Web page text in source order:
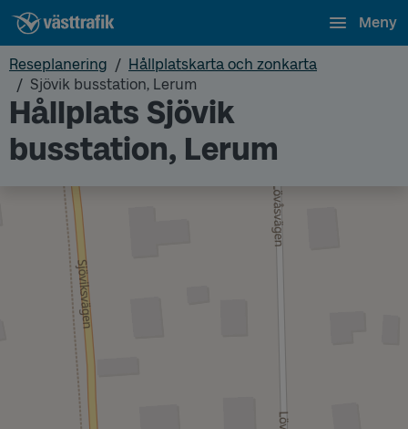
Meny
Reseplanering
Hållplatskarta och zonkarta
Sjövik busstation, Lerum
Hållplats Sjövik
busstation, Lerum